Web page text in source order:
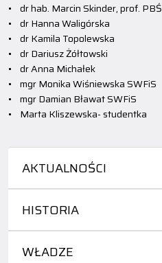
AKTUALNOŚCI
HISTORIA
WŁADZE
• dr hab. Marcin Skinder, prof. PBŚ
• dr Hanna Waligórska
• dr Kamila Topolewska
• dr Dariusz Żółtowski
• dr Anna Michałek
• mgr Monika Wiśniewska SWFiS
• mgr Damian Bławat SWFiS
• Marta Kliszewska- studentka